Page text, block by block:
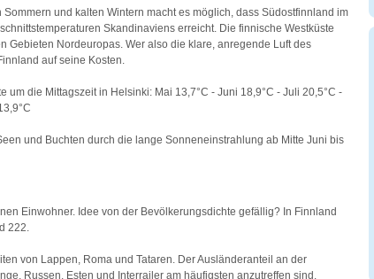
Sommern und kalten Wintern macht es möglich, dass Südostfinnland im
Skandinaviens erreicht. Die finnische Westküste
Gebieten Nordeuropas. Wer also die klare, anregende Luft des
auf seine Kosten.
um die Mittagszeit in Helsinki: Mai 13,7°C - Juni 18,9°C - Juli 20,5°C -
und Buchten durch die lange Sonneneinstrahlung ab Mitte Juni bis
Einwohner. Idee von der Bevölkerungsdichte gefällig? In Finnland
222.
von Lappen, Roma und Tataren. Der Ausländeranteil an der
Russen, Esten und Interrailer am häufigsten anzutreffen sind.